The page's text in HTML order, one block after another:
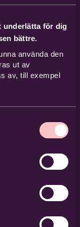
underlätta för dig
bättre.
använda den
ut av
av, till exempel